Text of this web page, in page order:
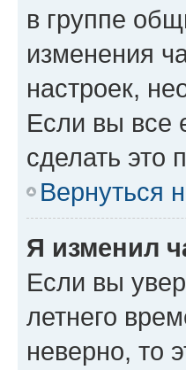
в группе
изменения
настроек,
Если вы все
сделать это
Вернуться
Я изменил
Если вы
летнего
неверно, то